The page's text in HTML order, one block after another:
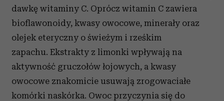
dawkę witaminy C. Oprócz witamin C zawiera
bioflawonoidy, kwasy owocowe, minerały oraz
olejek eteryczny o świeżym i rześkim
zapachu. Ekstrakty z limonki wpływają na
aktywność gruczołów łojowych, a kwasy
owocowe znakomicie usuwają zrogowaciałe
komórki naskórka. Owoc przyczynia się do